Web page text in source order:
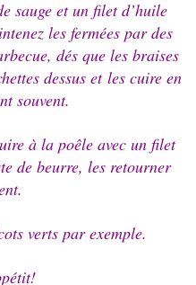
sauge et un filet d’huile
les fermées par des
dés que les braises
dessus et les cuire en
souvent.
à la poêle avec un filet
de beurre, les retourner
verts par exemple.